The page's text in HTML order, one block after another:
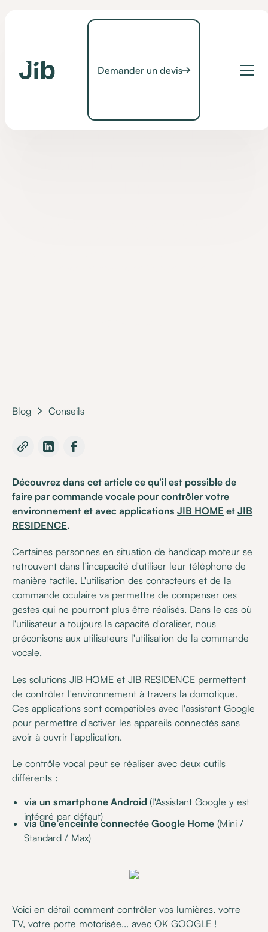
Demander un devis
Conseils
commande vocale pour
Blog Conseils
Découvrez dans cet article ce qu'il est possible de
faire parcommande vocale pour contrôler votre
environnement et avec applicationsJIB HOME etJIB
RESIDENCE.
Certaines personnes en situation de handicap moteur se
retrouvent dans l'incapacité d'utiliser leur téléphone de
manière tactile. L'utilisation des contacteurs et de la
commande oculaire va permettre de compenser ces
gestes qui ne pourront plus être réalisés. Dans le cas où
l'utilisateur a toujours la capacité d'oraliser, nous
préconisons aux utilisateurs l'utilisation de la commande
vocale.
Les solutions JIB HOME et JIB RESIDENCE permettent
de contrôler l'environnement à travers la domotique.
Ces applications sont compatibles avec l'assistant Google
pour permettre d'activer les appareils connectés sans
avoir à ouvrir l'application.
Le contrôle vocal peut se réaliser avec deux outils
différents :
via un smartphone Android (l'Assistant Google y est
intégré par défaut)
via une enceinte connectée Google Home(Mini /
Standard / Max)
Voici en détail comment contrôler vos lumières, votre
TV, votre porte motorisée... avec OK GOOGLE !